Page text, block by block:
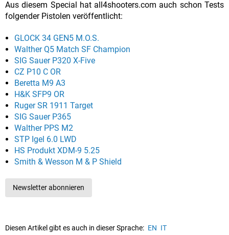
Aus diesem Special hat all4shooters.com auch schon Tests
folgender Pistolen veröffentlicht:
GLOCK 34 GEN5 M.O.S.
Walther Q5 Match SF Champion
SIG Sauer P320 X-Five
CZ P10 C OR
Beretta M9 A3
H&K SFP9 OR
Ruger SR 1911 Target
SIG Sauer P365
Walther PPS M2
STP Igel 6.0 LWD
HS Produkt XDM-9 5.25
Smith & Wesson M & P Shield
Newsletter abonnieren
Diesen Artikel gibt es auch in dieser Sprache: EN IT